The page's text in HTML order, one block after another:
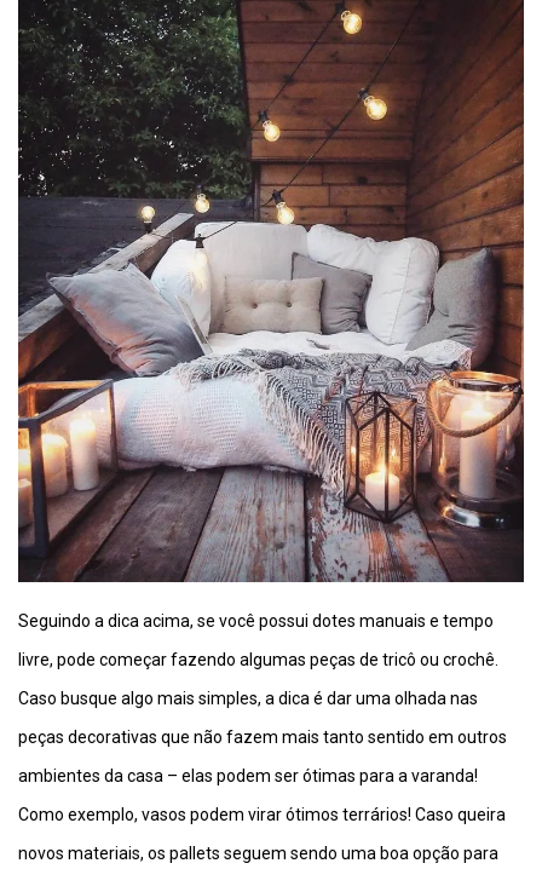
Seguindo a dica acima, se você possui dotes manuais e tempo
livre, pode começar fazendo algumas peças de tricô ou crochê.
Caso busque algo mais simples, a dica é dar uma olhada nas
peças decorativas que não fazem mais tanto sentido em outros
ambientes da casa – elas podem ser ótimas para a varanda!
Como exemplo, vasos podem virar ótimos terrários! Caso queira
novos materiais, os pallets seguem sendo uma boa opção para